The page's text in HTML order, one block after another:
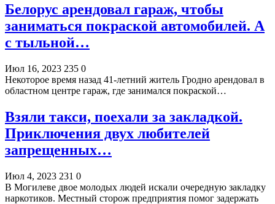
Белорус арендовал гараж, чтобы
заниматься покраской автомобилей. А
с тыльной…
Июл 16, 2023 235 0
Некоторое время назад 41-летний житель Гродно арендовал в
областном центре гараж, где занимался покраской…
Взяли такси, поехали за закладкой.
Приключения двух любителей
запрещенных…
Июл 4, 2023 231 0
В Могилеве двое молодых людей искали очередную закладку
наркотиков. Местный сторож предприятия помог задержать